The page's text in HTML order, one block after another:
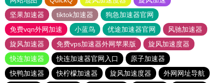
坚果加速器
tiktok加速器
狗急加速器官网
免费vqn外网加速
小蓝鸟 优途加速器官网
风驰加速器
旋风加速器
免费vps加速器外网苹果版
旋风加速度器
快连加速器
快连加速器官网入口
原子加速器
快鸭加速器
快柠檬加速器 旋风加速度器
外网网址导航